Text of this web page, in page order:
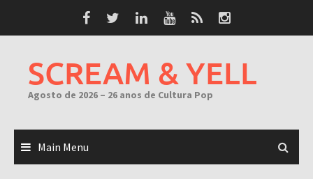
SCREAM & YELL
Agosto de 2026 – 26 anos de Cultura Pop
Main Menu